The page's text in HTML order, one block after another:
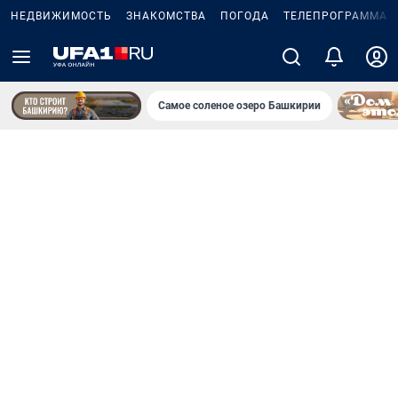
НЕДВИЖИМОСТЬ ЗНАКОМСТВА ПОГОДА ТЕЛЕПРОГРАММА
Самое соленое озеро Башкирии